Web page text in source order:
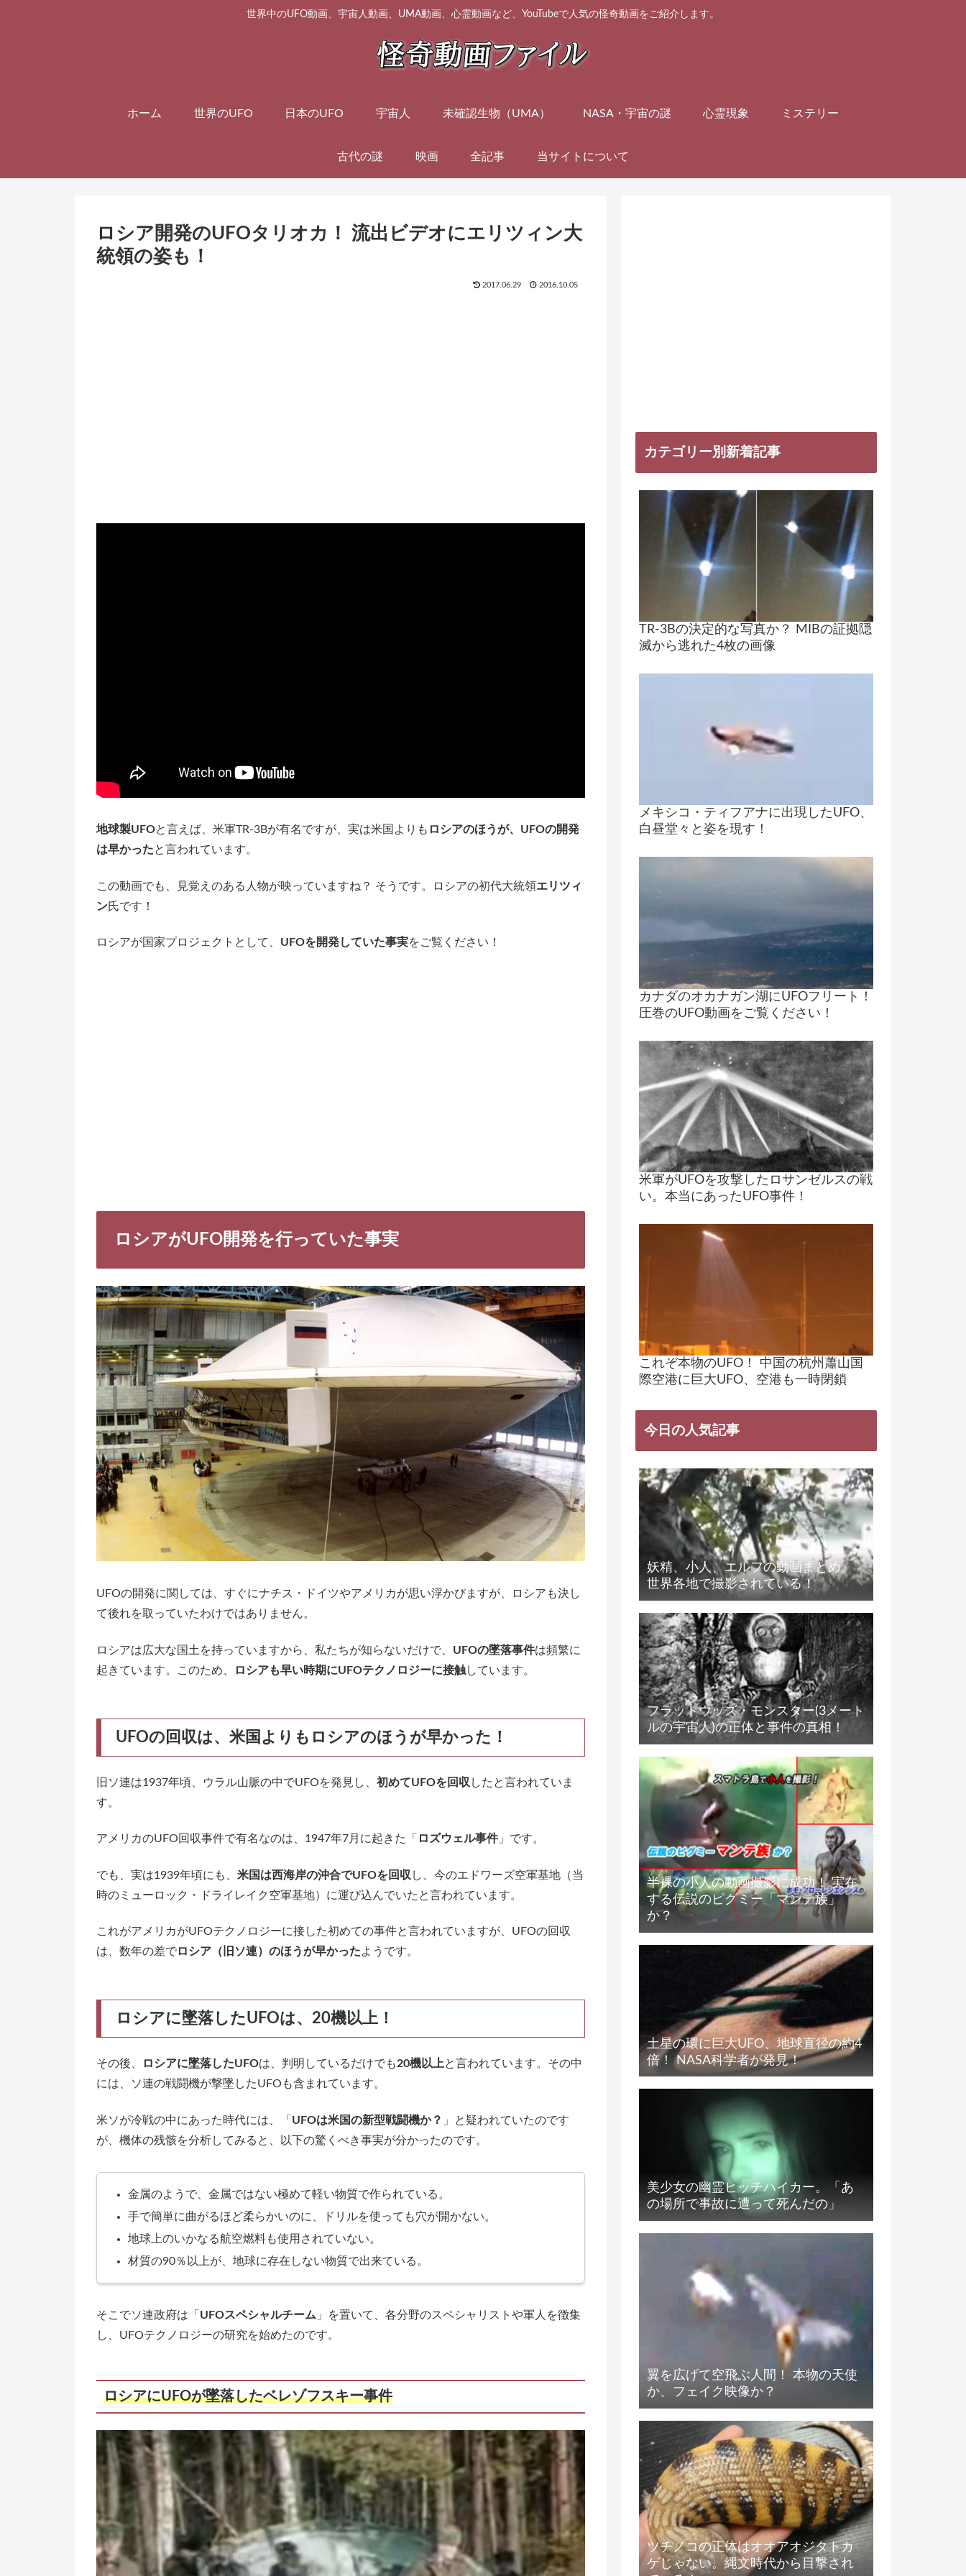
世界中のUFO動画、宇宙人動画、UMA動画、心霊動画など、YouTubeで人気の怪奇動画をご紹介します。
ホーム 世界のUFO 日本のUFO 宇宙人 未確認生物（UMA） NASA・宇宙の謎 心霊現象 ミステリー
古代の謎 映画 全記事 当サイトについて
ロシア開発のUFOタリオカ！ 流出ビデオにエリツィン大
統領の姿も！
2017.06.29 2016.10.05
地球製UFOと言えば、米軍TR-3Bが有名ですが、実は米国よりも ロシアのほうが、UFOの開発
は早かったと言われています。
この動画でも、見覚えのある人物が映っていますね？ そうです。ロシアの初代大統領エリツィ
ン氏です！
ロシアが国家プロジェクトとして、 UFOを開発していた事実をご覧ください！
ロシアがUFO開発を行っていた事実
UFOの開発に関しては、すぐにナチス・ドイツやアメリカが思い浮かびますが、ロシアも決し
て後れを取っていたわけではありません。
ロシアは広大な国土を持っていますから、私たちが知らないだけで、 UFOの墜落事件は頻繁に
起きています。このため、
ロシアも早い時期にUFOテクノロジーに接触しています。
UFOの回収は、米国よりもロシアのほうが早かった！
旧ソ連は1937年頃、ウラル山脈の中でUFOを発見し、 初めてUFOを回収 したと言われていま
す。
アメリカのUFO回収事件で有名なのは、1947年7月に起きた「 ロズウェル事件」です。
でも、実は1939年頃にも、 米国は西海岸の沖合でUFOを回収 し、今のエドワーズ空軍基地（当
時のミューロック・ドライレイク空軍基地）に運び込んでいたと言われています。
これがアメリカがUFOテクノロジーに接した初めての事件と言われていますが、UFOの回収
は、数年の差でロシア（旧ソ連）のほうが早かったようです。
ロシアに墜落したUFOは、20機以上！
その後、 ロシアに墜落したUFOは、判明しているだけでも20機以上と言われています。その中
には、ソ連の戦闘機が撃墜したUFOも含まれています。
米ソが冷戦の中にあった時代には、「 UFOは米国の新型戦闘機か？ 」と疑われていたのです
が、機体の残骸を分析してみると、以下の驚くべき事実が分かったのです。
金属のようで、金属ではない極めて軽い物質で作られている。
手で簡単に曲がるほど柔らかいのに、ドリルを使っても穴が開かない。
地球上のいかなる航空燃料も使用されていない。
材質の90％以上が、地球に存在しない物質で出来ている。
そこでソ連政府は「 UFOスペシャルチーム 」を置いて、各分野のスペシャリストや軍人を徴集
し、UFOテクノロジーの研究を始めたのです。
ロシアにUFOが墜落したベレゾフスキー事件
カテゴリー別新着記事
TR-3Bの決定的な写真か？ MIBの証拠隠
滅から逃れた4枚の画像
メキシコ・ティフアナに出現したUFO、
白昼堂々と姿を現す！
カナダのオカナガン湖にUFOフリート！
圧巻のUFO動画をご覧ください！
米軍がUFOを攻撃したロサンゼルスの戦
い。本当にあったUFO事件！
これぞ本物のUFO！ 中国の杭州蕭山国
際空港に巨大UFO、空港も一時閉鎖
今日の人気記事
妖精、小人、エルフの動画まとめ。
世界各地で撮影されている！
フラットウッズ・モンスター(3メート
ルの宇宙人)の正体と事件の真相！
半裸の小人の動画撮影に成功！ 実在
する伝説のピグミー「マンテ族」
か？
土星の環に巨大UFO、地球直径の約4
倍！ NASA科学者が発見！
美少女の幽霊ヒッチハイカー。「あ
の場所で事故に遭って死んだの」
翼を広げて空飛ぶ人間！ 本物の天使
か、フェイク映像か？
ツチノコの正体はオオアオジタトカ
ゲじゃない。縄文時代から目撃され